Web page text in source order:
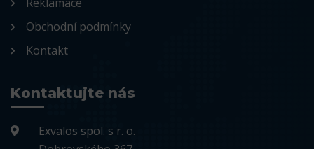
Obchodní podmínky
Kontakt
Kontaktujte nás
Exvalos spol. s r. o.